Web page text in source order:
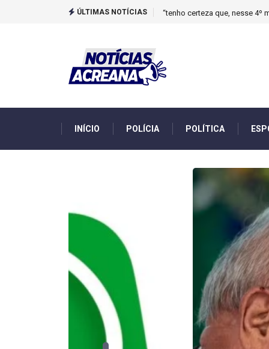
ÚLTIMAS NOTÍCIAS Novo boletim indica El Niño
INÍCIO POLÍCIA POLÍTICA